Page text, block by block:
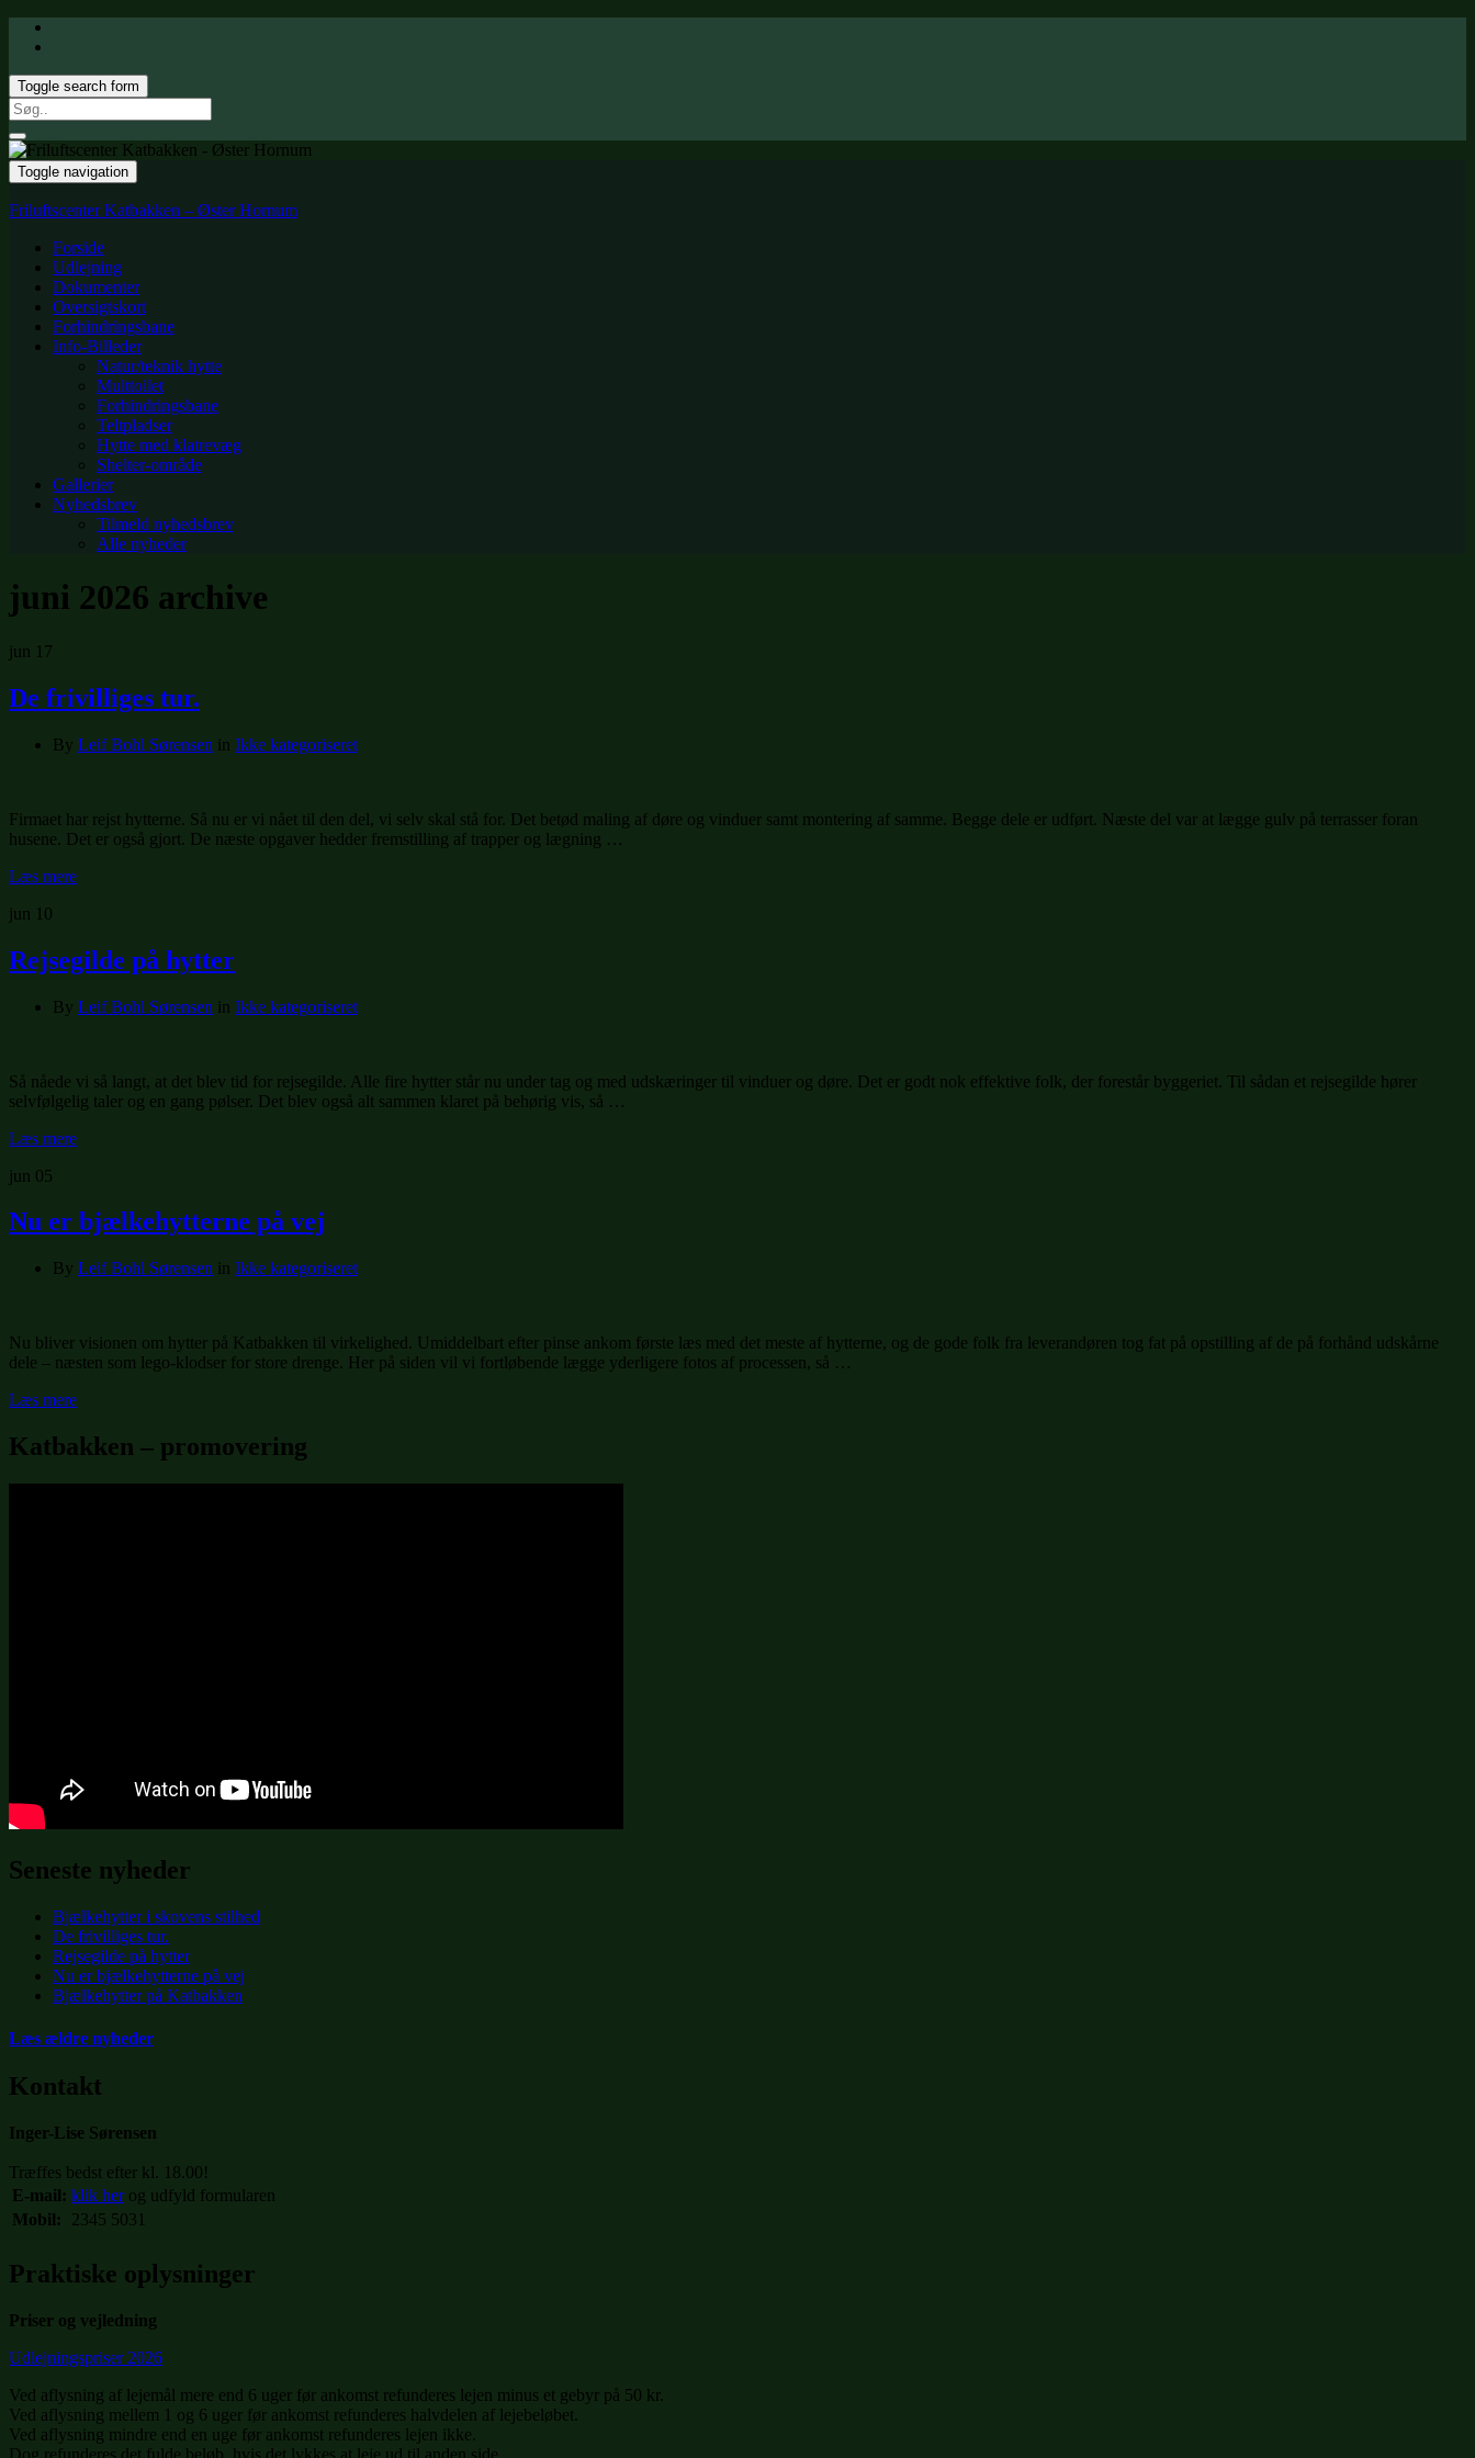
Toggle search form
Search
for:
Toggle navigation
Friluftscenter Katbakken – Øster Hornum
Forside
Udlejning
Dokumenter
Oversigtskort
Forhindringsbane
Info-Billeder
Natur/teknik hytte
Multtoilet
Forhindringsbane
Teltpladser
Hytte med klatrevæg
Shelter-område
Gallerier
Nyhedsbrev
Tilmeld nyhedsbrev
Alle nyheder
juni 2026 archive
jun 17
De frivilliges tur.
By Leif Bohl Sørensen in Ikke kategoriseret
Firmaet har rejst hytterne. Så nu er vi nået til den del, vi selv skal stå for. Det betød maling af døre og vinduer samt montering af samme. Begge dele er udført. Næste del var at lægge gulv på terrasser foran
husene. Det er også gjort. De næste opgaver hedder fremstilling af trapper og lægning …
Læs mere
jun 10
Rejsegilde på hytter
By Leif Bohl Sørensen in Ikke kategoriseret
Så nåede vi så langt, at det blev tid for rejsegilde. Alle fire hytter står nu under tag og med udskæringer til vinduer og døre. Det er godt nok effektive folk, der forestår byggeriet. Til sådan et rejsegilde hører
selvfølgelig taler og en gang pølser. Det blev også alt sammen klaret på behørig vis, så …
Læs mere
jun 05
Nu er bjælkehytterne på vej
By Leif Bohl Sørensen in Ikke kategoriseret
Nu bliver visionen om hytter på Katbakken til virkelighed. Umiddelbart efter pinse ankom første læs med det meste af hytterne, og de gode folk fra leverandøren tog fat på opstilling af de på forhånd udskårne
dele – næsten som lego-klodser for store drenge. Her på siden vil vi fortløbende lægge yderligere fotos af processen, så …
Læs mere
Katbakken – promovering
Seneste nyheder
Bjælkehytter i skovens stilhed
De frivilliges tur.
Rejsegilde på hytter
Nu er bjælkehytterne på vej
Bjælkehytter på Katbakken
Læs ældre nyheder
Kontakt
Inger-Lise Sørensen
Træffes bedst efter kl. 18.00!
E-mail: klik herog udfyld formularen
Mobil:
2345 5031
Praktiske oplysninger
Priser og vejledning
Udlejningspriser 2026
Ved aflysning af lejemål mere end 6 uger før ankomst refunderes lejen minus et gebyr på 50 kr.
Ved aflysning mellem 1 og 6 uger før ankomst refunderes halvdelen af lejebeløbet.
Ved aflysning mindre end en uge før ankomst refunderes lejen ikke.